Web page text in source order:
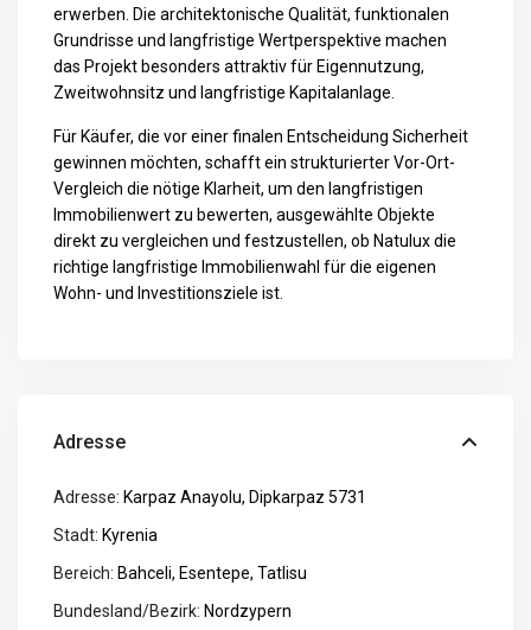
erwerben. Die architektonische Qualität, funktionalen
Grundrisse und langfristige Wertperspektive machen
das Projekt besonders attraktiv für Eigennutzung,
Zweitwohnsitz und langfristige Kapitalanlage.
Für Käufer, die vor einer finalen Entscheidung Sicherheit
gewinnen möchten, schafft ein strukturierter Vor-Ort-
Vergleich die nötige Klarheit, um den langfristigen
Immobilienwert zu bewerten, ausgewählte Objekte
direkt zu vergleichen und festzustellen, ob Natulux die
richtige langfristige Immobilienwahl für die eigenen
Wohn- und Investitionsziele ist.
Adresse
Adresse: Karpaz Anayolu, Dipkarpaz 5731
Stadt: Kyrenia
Bereich: Bahceli, Esentepe,Tatlisu
Bundesland/Bezirk: Nordzypern